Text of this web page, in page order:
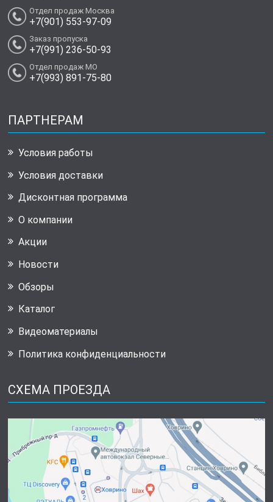
Отдел продаж Москва
+7(901) 553-97-09
Заказ пропуска
+7(991) 236-50-93
Отдел продаж МО
+7(993) 891-75-80
ПАРТНЕРАМ
Условия работы
Условия доставки
Дисконтная программа
О компании
Акции
Новости
Обзоры
Каталог
Видеоматериалы
Политика конфиденциальности
СХЕМА ПРОЕЗДА